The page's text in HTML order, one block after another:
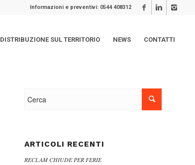
Informazioni e preventivi: 0544 408312
DISTRIBUZIONE SUL TERRITORIO NEWS CONTATTI
ARTICOLI RECENTI
RECLAM CHIUDE PER FERIE